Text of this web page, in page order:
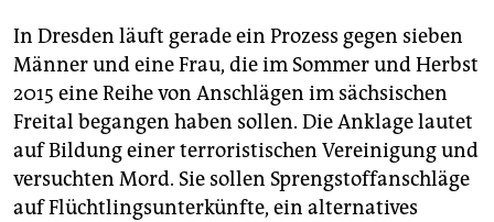
In Dresden läuft gerade ein Prozess gegen sieben
Männer und eine Frau, die im Sommer und Herbst
2015 eine Reihe von Anschlägen im sächsischen
Freital begangen haben sollen. Die Anklage lautet
auf Bildung einer terroristischen Vereinigung und
versuchten Mord. Sie sollen Sprengstoffanschläge
auf Flüchtlingsunterkünfte, ein alternatives